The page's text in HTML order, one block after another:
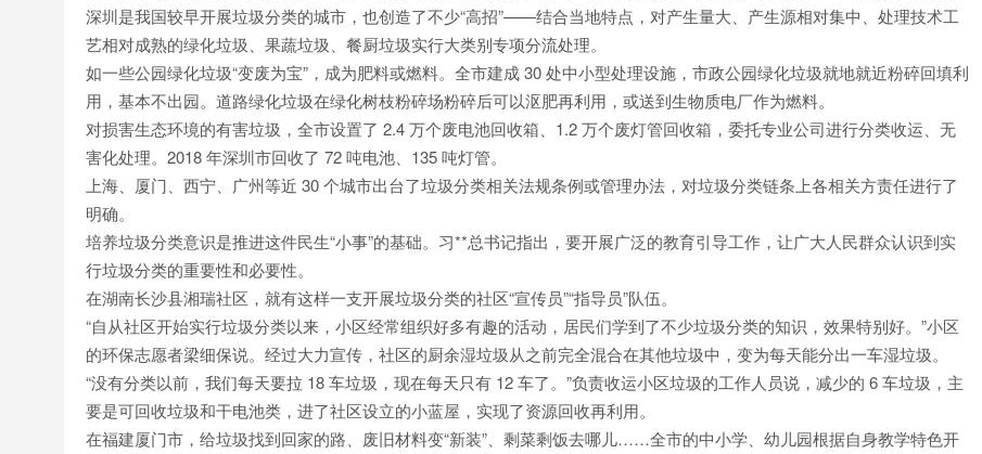
深圳是我国较早开展垃圾分类的城市，也创造了不少“高招”——结合当地特点，对产生量大、产生源相对集中、处理技术工
艺相对成熟的绿化垃圾、果蔬垃圾、餐厨垃圾实行大类别专项分流处理。
如一些公园绿化垃圾“变废为宝”，成为肥料或燃料。全市建成 30 处中小型处理设施，市政公园绿化垃圾就地就近粉碎回填利
用，基本不出园。道路绿化垃圾在绿化树枝粉碎场粉碎后可以沤肥再利用，或送到生物质电厂作为燃料。
对损害生态环境的有害垃圾，全市设置了 2.4 万个废电池回收箱、1.2 万个废灯管回收箱，委托专业公司进行分类收运、无
害化处理。2018 年深圳市回收了 72 吨电池、135 吨灯管。
上海、厦门、西宁、广州等近 30 个城市出台了垃圾分类相关法规条例或管理办法，对垃圾分类链条上各相关方责任进行了
明确。
培养垃圾分类意识是推进这件民生“小事”的基础。习**总书记指出，要开展广泛的教育引导工作，让广大人民群众认识到实
行垃圾分类的重要性和必要性。
在湖南长沙县湘瑞社区，就有这样一支开展垃圾分类的社区“宣传员”“指导员”队伍。
“自从社区开始实行垃圾分类以来，小区经常组织好多有趣的活动，居民们学到了不少垃圾分类的知识，效果特别好。”小区
的环保志愿者梁细保说。经过大力宣传，社区的厨余湿垃圾从之前完全混合在其他垃圾中，变为每天能分出一车湿垃圾。
“没有分类以前，我们每天要拉 18 车垃圾，现在每天只有 12 车了。”负责收运小区垃圾的工作人员说，减少的 6 车垃圾，主
要是可回收垃圾和干电池类，进了社区设立的小蓝屋，实现了资源回收再利用。
在福建厦门市，给垃圾找到回家的路、废旧材料变“新装”、剩菜剩饭去哪儿……全市的中小学、幼儿园根据自身教学特色开